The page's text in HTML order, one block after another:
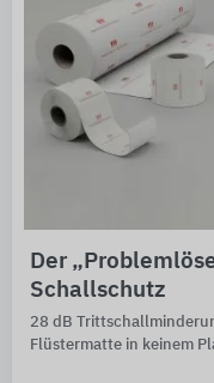
Der
Schallschutz
28 dB
Flüster­matte in kei­nem